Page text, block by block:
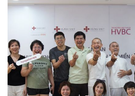
Kiến thức ung thư dương vật
Kiến thức ung thư đại trực tràng
Kiến thức ung thư đầu cổ
Kiến thức ung thư gan
Kiến thức ung thư hắc tố